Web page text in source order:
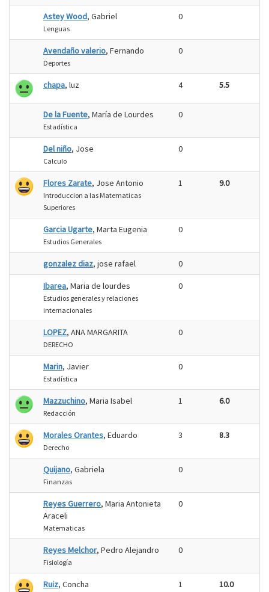
Astey Wood, Gabriel
Lenguas
0
Avendaño valerio, Fernando
Deportes
0
chapa, luz 4 5.5
De la Fuente, María de Lourdes
Estadística
0
Del niño, Jose
Calculo
0
Flores Zarate, Jose Antonio
Introduccion a las Matematicas
Superiores
1 9.0
Garcia Ugarte, Marta Eugenia
Estudios Generales
0
gonzalez diaz, jose rafael 0
Ibarea, Maria de lourdes
Estudios generales y relaciones
internacionales
0
LOPEZ, ANA MARGARITA
DERECHO
0
Marin, Javier
Estadística
0
Mazzuchino, Maria Isabel
Redacción
1 6.0
Morales Orantes, Eduardo
Derecho
3 8.3
Quijano, Gabriela
Finanzas
0
Reyes Guerrero, Maria Antonieta
Araceli
Matematicas
0
Reyes Melchor, Pedro Alejandro
Fisiología
0
Ruiz, Concha 1 10.0